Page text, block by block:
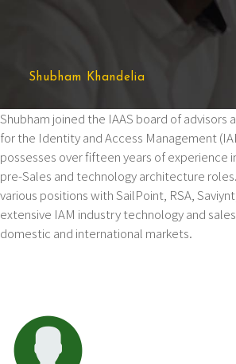
Shubham Khandelia
Shubham joined the IAAS board of advisors
for the Identity and Access Management
possesses over fifteen years of experience
pre-Sales and technology architecture
various positions with SailPoint, RSA,
extensive IAM industry technology and
domestic and international markets.